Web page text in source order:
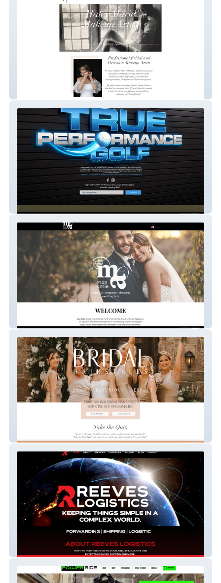
Haley Marie MUA
Golf Repairs 4 U
Reeves Logistics